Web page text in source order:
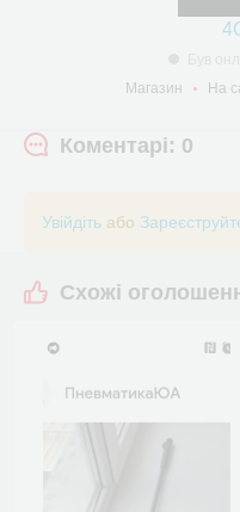
Магазин
На
Коментарі: 0
Увійдіть або
Схожі